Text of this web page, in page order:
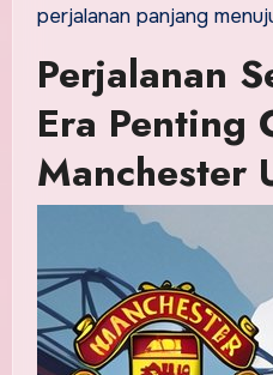
perjalanan panjang
Perjalanan
Era Penting
Manchester